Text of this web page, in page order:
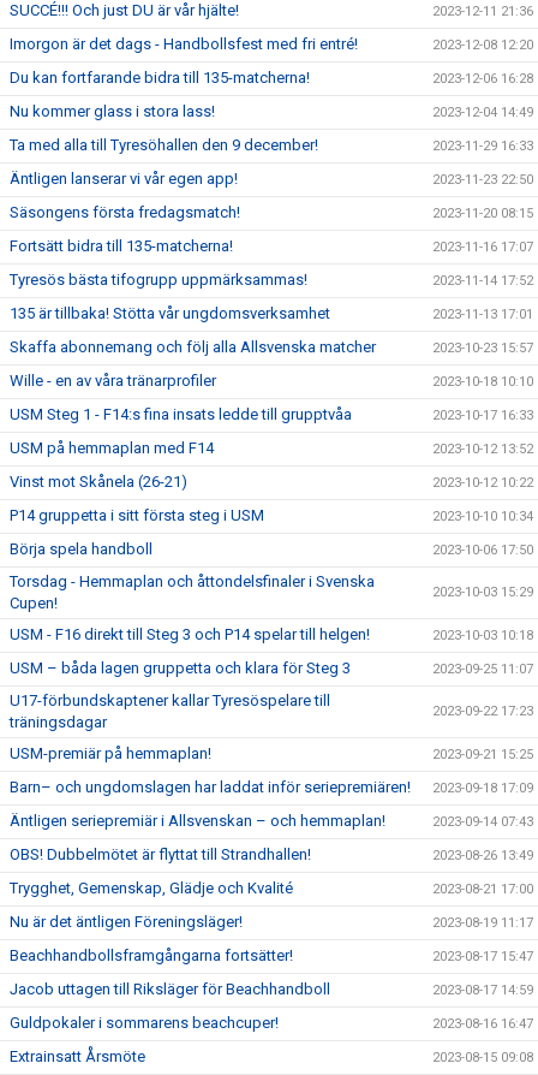
SUCCÉ!!! Och just DU är vår hjälte! 2023-12-11 21:36
Imorgon är det dags - Handbollsfest med fri entré! 2023-12-08 12:20
Du kan fortfarande bidra till 135-matcherna! 2023-12-06 16:28
Nu kommer glass i stora lass! 2023-12-04 14:49
Ta med alla till Tyresöhallen den 9 december! 2023-11-29 16:33
Äntligen lanserar vi vår egen app! 2023-11-23 22:50
Säsongens första fredagsmatch! 2023-11-20 08:15
Fortsätt bidra till 135-matcherna! 2023-11-16 17:07
Tyresös bästa tifogrupp uppmärksammas! 2023-11-14 17:52
135 är tillbaka! Stötta vår ungdomsverksamhet 2023-11-13 17:01
Skaffa abonnemang och följ alla Allsvenska matcher 2023-10-23 15:57
Wille - en av våra tränarprofiler 2023-10-18 10:10
USM Steg 1 - F14:s fina insats ledde till grupptvåa 2023-10-17 16:33
USM på hemmaplan med F14 2023-10-12 13:52
Vinst mot Skånela (26-21) 2023-10-12 10:22
P14 gruppetta i sitt första steg i USM 2023-10-10 10:34
Börja spela handboll 2023-10-06 17:50
Torsdag - Hemmaplan och åttondelsfinaler i Svenska
Cupen!
2023-10-03 15:29
USM - F16 direkt till Steg 3 och P14 spelar till helgen! 2023-10-03 10:18
USM – båda lagen gruppetta och klara för Steg 3 2023-09-25 11:07
U17-förbundskaptener kallar Tyresöspelare till
träningsdagar
2023-09-22 17:23
USM-premiär på hemmaplan! 2023-09-21 15:25
Barn– och ungdomslagen har laddat inför seriepremiären! 2023-09-18 17:09
Äntligen seriepremiär i Allsvenskan – och hemmaplan! 2023-09-14 07:43
OBS! Dubbelmötet är flyttat till Strandhallen! 2023-08-26 13:49
Trygghet, Gemenskap, Glädje och Kvalité 2023-08-21 17:00
Nu är det äntligen Föreningsläger! 2023-08-19 11:17
Beachhandbollsframgångarna fortsätter! 2023-08-17 15:47
Jacob uttagen till Riksläger för Beachhandboll 2023-08-17 14:59
Guldpokaler i sommarens beachcuper! 2023-08-16 16:47
Extrainsatt Årsmöte 2023-08-15 09:08